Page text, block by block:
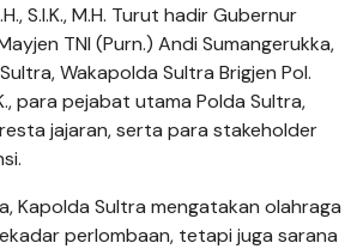
S.I.K., M.H. Turut hadir Gubernur
TNI (Purn.) Andi Sumangerukka,
Wakapolda Sultra Brigjen Pol.
para pejabat utama Polda Sultra,
jajaran, serta para stakeholder
Kapolda Sultra mengatakan olahraga
perlombaan, tetapi juga sarana